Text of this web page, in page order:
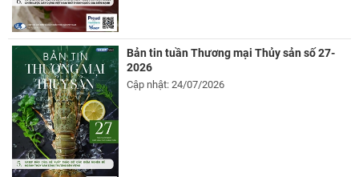
Bản tin tuần Thương mại Thủy sản số 27-
2026
Cập nhật: 24/07/2026